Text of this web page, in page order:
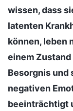
wissen, dass
latenten
können, leben
einem
Besorgnis und
negativen
beeinträchtigt